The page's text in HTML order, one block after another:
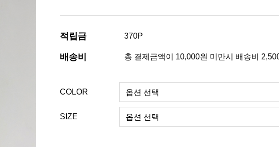
적립금 370P
배송비 총 결제금액이 10,000원 미만시 배송비
COLOR
SIZE